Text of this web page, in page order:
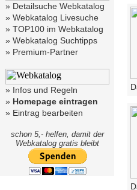
» Detailsuche Webkatalog
» Webkatalog Livesuche
» TOP100 im Webkatalog
» Webkatalog Suchtipps
» Premium-Partner
» Infos und Regeln
» Homepage eintragen
» Eintrag bearbeiten
schon 5,- helfen, damit der
Webkatalog gratis bleibt